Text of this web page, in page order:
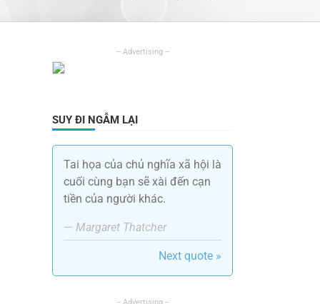
SUY ĐI NGẪM LẠI
Tai họa của chủ nghĩa xã hội là
cuối cùng bạn sẽ xài đến cạn
tiền của người khác.
— Margaret Thatcher
Next quote »